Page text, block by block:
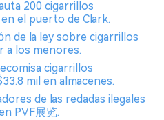
200 cigarrillos
el puerto de Clark.
de la ley sobre cigarrillos
a los menores.
cigarrillos
mil en almacenes.
de las redadas ilegales
PVF展览.